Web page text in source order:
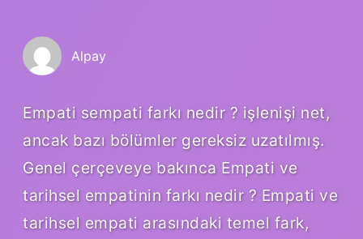
Alpay
Empati sempati farkı nedir ? işlenişi net,
ancak bazı bölümler gereksiz uzatılmış.
Genel çerçeveye bakınca Empati ve
tarihsel empatinin farkı nedir ? Empati ve
tarihsel empati arasındaki temel fark,